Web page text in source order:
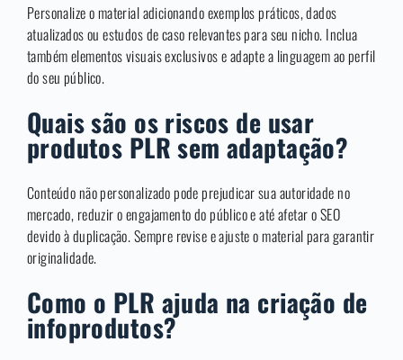
Personalize o material adicionando exemplos práticos, dados
atualizados ou estudos de caso relevantes para seu nicho. Inclua
também elementos visuais exclusivos e adapte a linguagem ao perfil
do seu público.
Quais são os riscos de usar
produtos PLR sem adaptação?
Conteúdo não personalizado pode prejudicar sua autoridade no
mercado, reduzir o engajamento do público e até afetar o SEO
devido à duplicação. Sempre revise e ajuste o material para garantir
originalidade.
Como o PLR ajuda na criação de
infoprodutos?